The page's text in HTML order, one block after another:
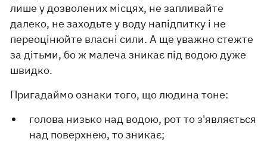
лише у дозволених місцях, не запливайте
далеко, не заходьте у воду напідпитку і не
переоцінюйте власні сили. А ще уважно стежте
за дітьми, бо ж малеча зникає під водою дуже
швидко.
Пригадаймо ознаки того, що людина тоне:
голова низько над водою, рот то з'являється
над поверхнею, то зникає;